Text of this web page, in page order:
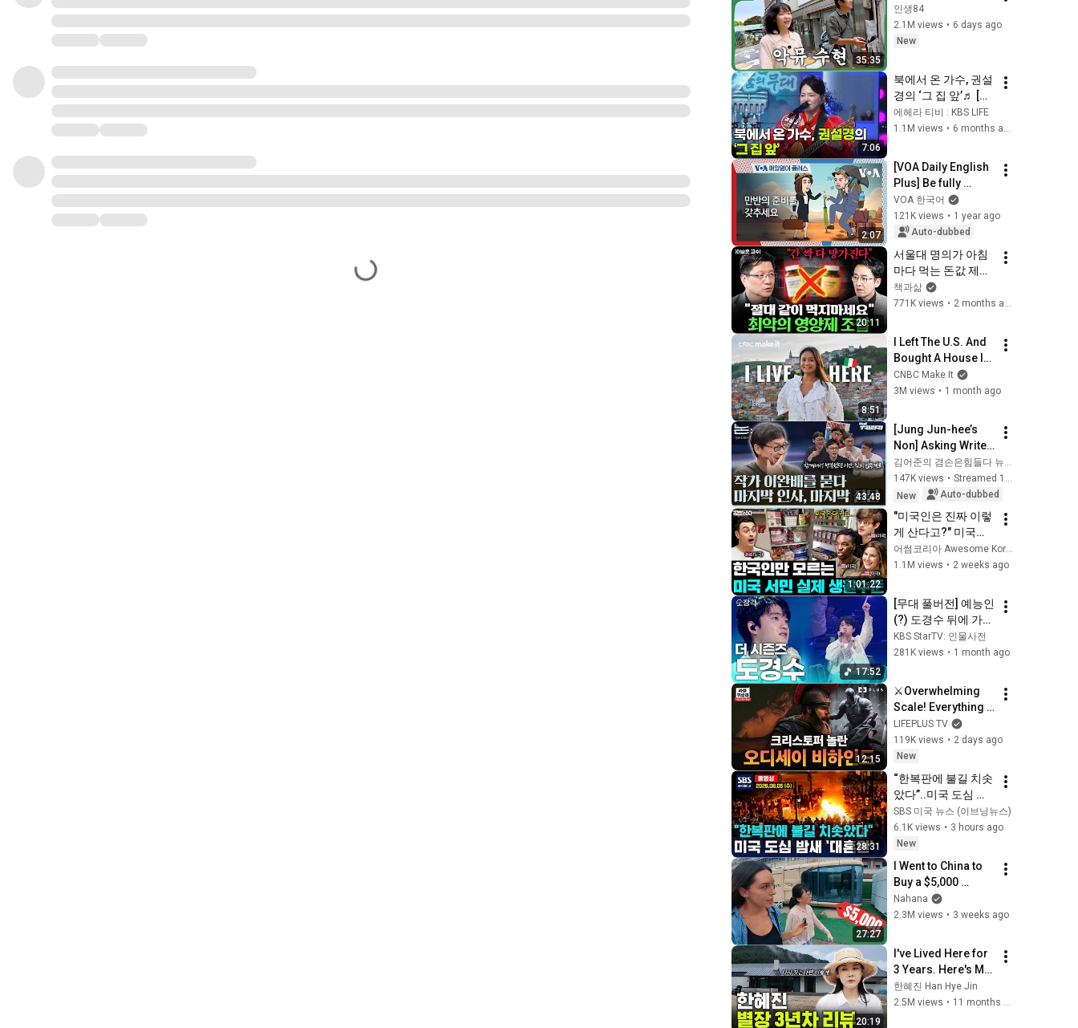
35:35
인생84
2.1M views • 6 days ago
New
7:06
북에서 온 가수, 권설
경의 ‘그 집 앞’♬ [아
침마당] | KBS
260107 방송
에헤라 티비 : KBS LIFE
1.1M views • 6 months ago
2:07
[VOA Daily English
Plus] Be fully
prepared.
VOA 한국어
121K views • 1 year ago
Auto-dubbed
20:11
서울대 명의가 아침
마다 먹는 돈값 제대
로 하는 영양제 1위
ㅣ Ep. 책과사람 91
책과삶
771K views •
8:51
I Left The U.S. And
Bought A House In
Italy For $13K
CNBC Make It
3M views • 1 month ago
43:48
[Jung Jun-hee’s
Non] Asking Writer
Lee Wan-bae: Final
Farewell, Final
Question | Writer
Lee Wan-b...
147K views •
New
Auto-dubbed
1:01:22
"미국인은 진짜 이렇
게 산다고?" 미국인
들이 거대한 차를 탈
수밖에 없는 이유(미
국경없는 수다 미국
특집 모아보기
어썸코리아 Awesome Korea
1.1M views • 2 weeks ago
17:52
[무대 풀버전] 예능인
(?) 도경수 뒤에 가려
진 본업 천재 디오의
미친 음색🎶 더 시즌
방송
KBS StarTV: 인물사전
281K views • 1 month ago
12:15
⚔️Overwhelming
Scale! Everything
About Odyssey |
LIFEPLUS WEEKLY
HOT & NEW ep.22 -
Odyssey #AhnHy...
LIFEPLUS TV
119K views • 2 days ago
New
28:31
“한복판에 불길 치솟
았다”..미국 도심 밤
새 ‘대혼란’ - SBS 미
국 뉴스  2026년 8월
5일  (수요일)
SBS 미국 뉴스 (이브닝뉴스)
6.1K views • 3 hours ago
New
27:27
I Went to China to
Buy a $5,000
Modular Home —
What's the Real
Nahana
2.3M views • 3 weeks ago
20:19
I've Lived Here for
3 Years. Here's My
Honest Review.
한혜진 Han Hye Jin
2.5M views • 11 months ago